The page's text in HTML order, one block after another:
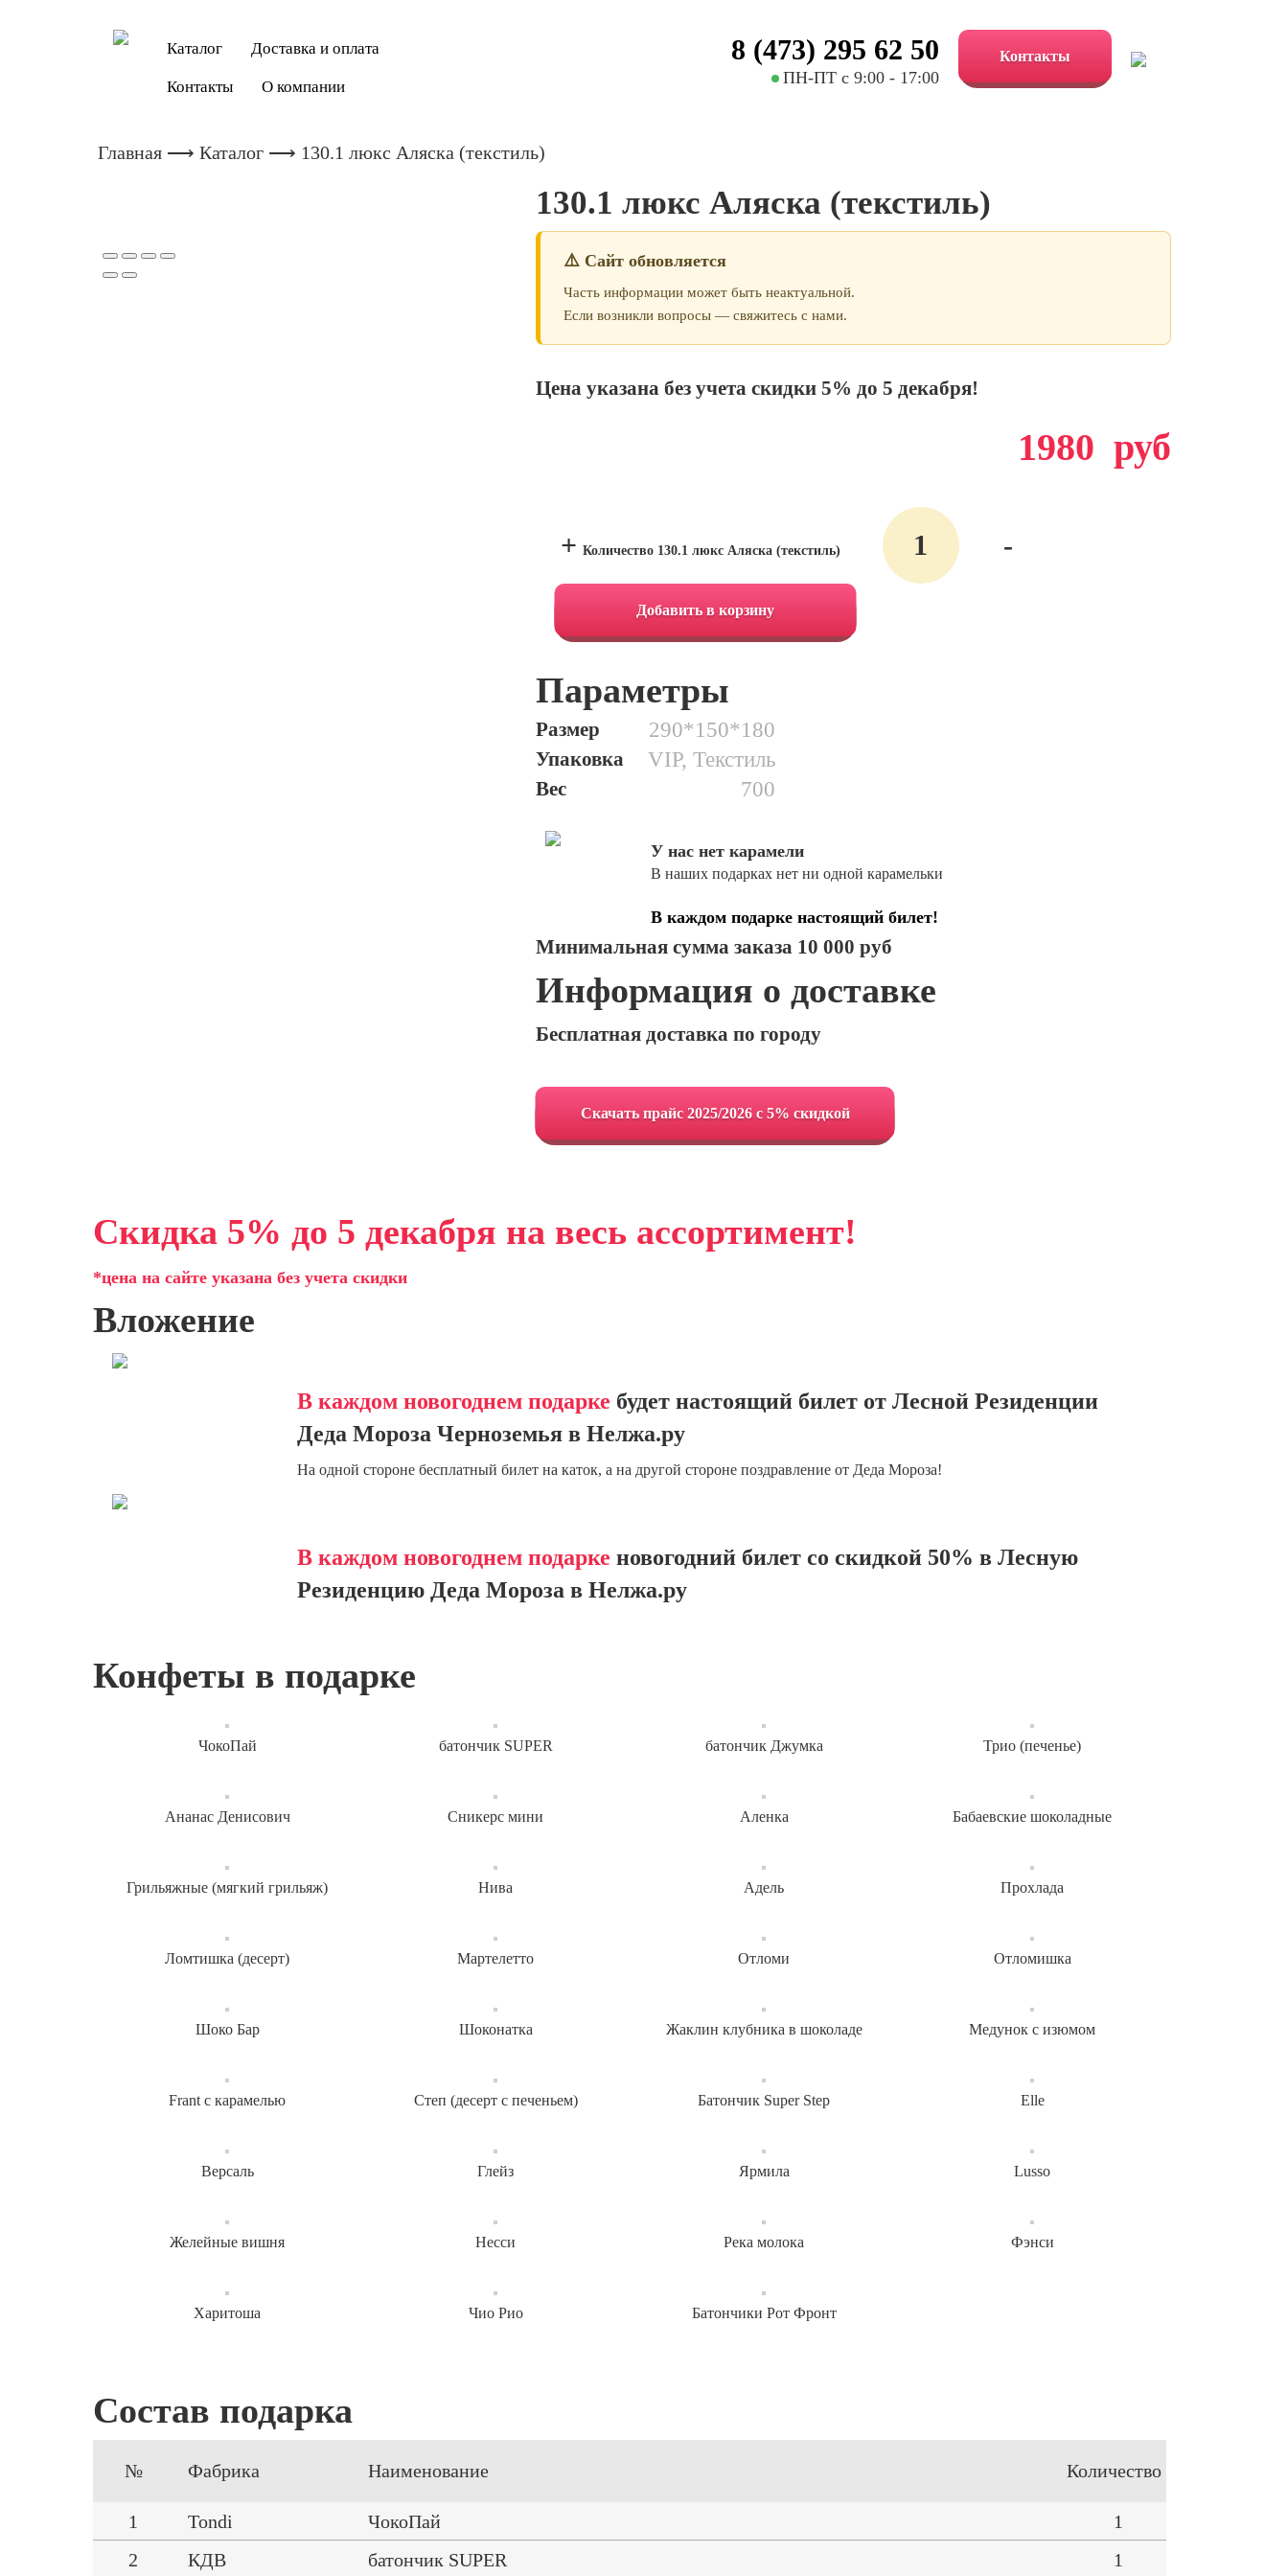
Каталог Доставка и оплата
Контакты О компании
Контакты
8 (473) 295 62 50
ПН-ПТ с 9:00 - 17:00
Главная ⟶ Каталог ⟶ 130.1 люкс Аляска (текстиль)
130.1 люкс Аляска (текстиль)
⚠️ Сайт обновляется
Часть информации может быть неактуальной.
Если возникли вопросы — свяжитесь с нами.
Цена указана без учета скидки 5% до 5 декабря!
1980 руб
+ Количество 130.1 люкс Аляска (текстиль) -
Добавить в корзину
Параметры
Размер 290*150*180
Упаковка VIP, Текстиль
Вес 700
У нас нет карамели
В наших подарках нет ни одной карамельки
В каждом подарке настоящий билет!
Минимальная сумма заказа 10 000 руб
Информация о доставке
Бесплатная доставка по городу
Cкачать прайс 2025/2026 с 5% скидкой
Скидка 5% до 5 декабря на весь ассортимент!
*цена на сайте указана без учета скидки
Вложение
В каждом новогоднем подарке будет настоящий билет от Лесной Резиденции
Деда Мороза Черноземья в Нелжа.ру
На одной стороне бесплатный билет на каток, а на другой стороне поздравление от Деда Мороза!
В каждом новогоднем подарке новогодний билет со скидкой 50% в Лесную
Резиденцию Деда Мороза в Нелжа.ру
Конфеты в подарке
ЧокоПай батончик SUPER батончик Джумка Трио (печенье)
Ананас Денисович Сникерс мини Аленка Бабаевские шоколадные
Грильяжные (мягкий грильяж) Нива Адель Прохлада
Ломтишка (десерт) Мартелетто Отломи Отломишка
Шоко Бар Шоконатка Жаклин клубника в шоколаде Медунок с изюмом
Frant с карамелью Степ (десерт с печеньем) Батончик Super Step Elle
Версаль Глейз Ярмила Lusso
Желейные вишня Несси Река молока Фэнси
Харитоша Чио Рио Батончики Рот Фронт
Состав подарка
№ Фабрика Наименование Количество
1 Tondi ЧокоПай
1
2
КДВ батончик SUPER
1